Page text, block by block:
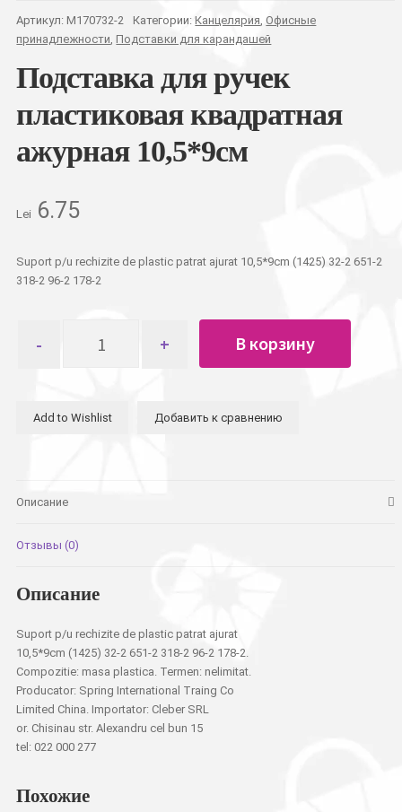
Артикул: M170732-2 Категории:Канцелярия,Офисные
принадлежности, Подставки для карандашей
Подставка для ручек
пластиковая квадратная
ажурная 10,5*9см
Lei 6.75
Suport p/u rechizite de plastic patrat ajurat 10,5*9cm (1425) 32-2 651-2
318-2 96-2 178-2
товара
пластиковая
В корзину
Add to Wishlist Добавить к сравнению
Описание
Отзывы (0)
Описание
Suport p/u rechizite de plastic patrat ajurat
10,5*9cm (1425) 32-2 651-2 318-2 96-2 178-2.
Compozitie: masa plastica. Termen: nelimitat.
Producator: Spring International Traing Co
Limited China. Importator: Cleber SRL
or. Chisinau str. Alexandru cel bun 15
tel: 022 000 277
Похожие